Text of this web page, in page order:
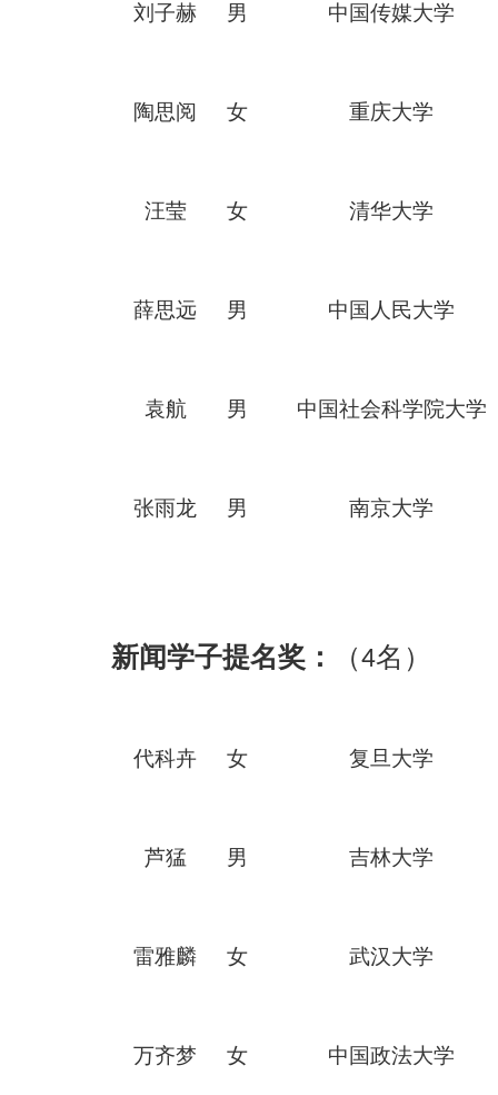
刘子赫 男 中国传媒大学
陶思阅 女 重庆大学
汪莹 女 清华大学
薛思远 男 中国人民大学
袁航 男 中国社会科学院大学
张雨龙 男 南京大学
新闻学子提名奖： （4名）
代科卉 女 复旦 大学
芦猛 男 吉林大学
雷雅麟 女 武汉大学
万齐梦 女 中国政法大学